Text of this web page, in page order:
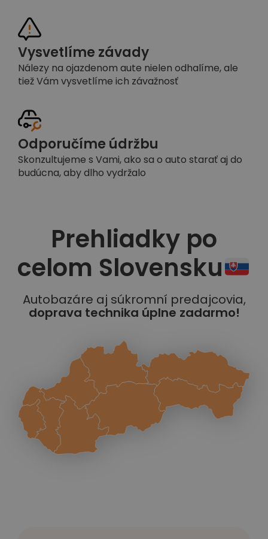
Vysvetlíme závady
Nálezy na ojazdenom aute nielen odhalíme, ale
tiež Vám vysvetlíme ich závažnosť
Odporučíme údržbu
Skonzultujeme s Vami, ako sa o auto starať aj do
budúcna, aby dlho vydržalo
Prehliadky po
celom Slovensku
Autobazáre aj súkromní predajcovia,
doprava technika úplne zadarmo!